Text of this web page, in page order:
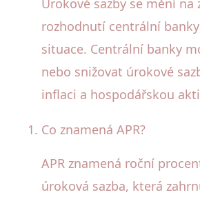
rozhodnutí centrální
situace. Centrální banky
nebo snižovat úrokové
inflaci a hospodářskou
Co znamená APR?
APR znamená roční
úroková sazba, která